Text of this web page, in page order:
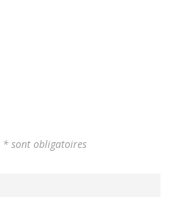
* sont obligatoires